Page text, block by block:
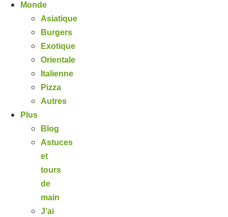
Monde
Asiatique
Burgers
Exotique
Orientale
Italienne
Pizza
Autres
Plus
Blog
Astuces
et
tours
de
main
J’ai